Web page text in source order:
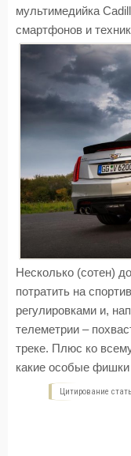
мультимедийка
смартфонов и
Несколько (сотен)
потратить на
регулировками и,
телеметрии –
треке. Плюс ко
какие особые
Цитирование